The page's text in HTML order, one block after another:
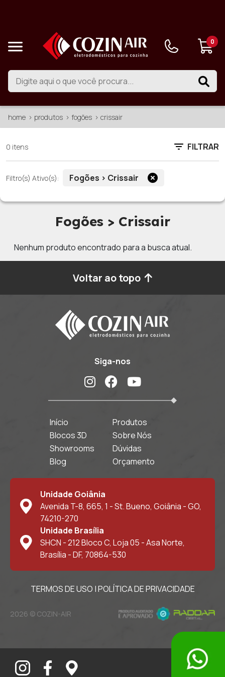
0
home produtos fogões crissair
0 itens FILTRAR
Filtro(s) Ativo(s): Fogões > Crissair
Fogões > Crissair
Nenhum produto encontrado para a busca atual.
Voltar ao topo
Siga-nos
Início
Produtos
Blocos 3D
Sobre Nós
Showrooms
Dúvidas
Blog
Orçamento
Unidade Goiânia
Avenida T-8, 665, 1 - St. Bueno, Goiânia - GO,
74210-270
Unidade Brasília
SHCN - 212 Bloco C, Loja 05 - Asa Norte,
Brasília - DF, 70864-530
TERMOS DE USO |POLÍTICA DE PRIVACIDADE
2026 © COZIN-AIR